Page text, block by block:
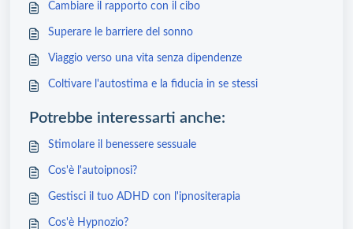
Cambiare il rapporto con il cibo
Superare le barriere del sonno
Viaggio verso una vita senza dipendenze
Coltivare l'autostima e la fiducia in se stessi
Potrebbe interessarti anche:
Stimolare il benessere sessuale
Cos'è l'autoipnosi?
Gestisci il tuo ADHD con l'ipnositerapia
Cos'è Hypnozio?